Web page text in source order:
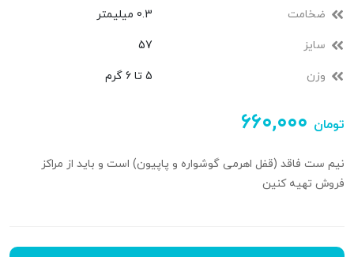
ضخامت 0.3 میلیمتر
سایز 57
وزن 5 تا 6 گرم
۶۶۰,۰۰۰ تومان
نیم ست فاقد (قفل اهرمی گوشواره و پاپیون) است و باید از مراکز
فروش تهیه کنین